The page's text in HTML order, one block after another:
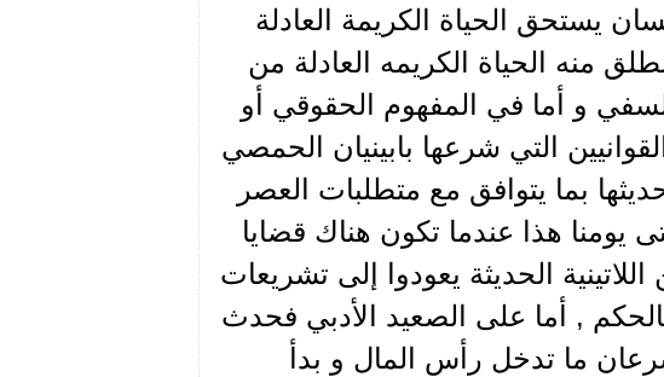
يستحق الحياة الكريمة العادلة
منه الحياة الكريمه العادلة من
و أما في المفهوم الحقوقي أو
التي شرعها بابينيان الحمصي
مع تحديثها بما يتوافق مع متطلبات العصر
يومنا هذا عندما تكون هناك قضايا
الحديثة يعودوا إلى تشريعات
, أما على الصعيد الأدبي فحدث
ما تدخل رأس المال و بدأ